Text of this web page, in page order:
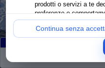
prodotti o servizi a te
preferenze o
Continua senza